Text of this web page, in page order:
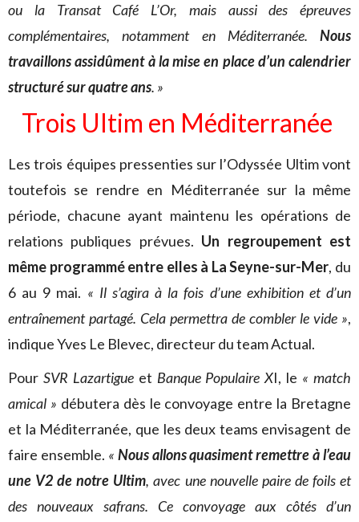
ou la Transat Café L’Or, mais aussi des épreuves
complémentaires, notamment en Méditerranée. Nous
travaillons assidûment à la mise en place d’un calendrier
structuré sur quatre ans. »
Trois Ultim en Méditerranée
Les trois équipes pressenties sur l’Odyssée Ultim vont
toutefois se rendre en Méditerranée sur la même
période, chacune ayant maintenu les opérations de
relations publiques prévues. Un regroupement est
même programmé entre elles à La Seyne-sur-Mer, du
6 au 9 mai. « Il s’agira à la fois d’une exhibition et d’un
entraînement partagé. Cela permettra de combler le vide »,
indique Yves Le Blevec, directeur du team Actual.
Pour SVR Lazartigueet Banque Populaire XI, le « match
amical » débutera dès le convoyage entre la Bretagne
et la Méditerranée, que les deux teams envisagent de
faire ensemble. « Nous allons quasiment remettre à l’eau
une V2 de notre Ultim, avec une nouvelle paire de foils et
des nouveaux safrans. Ce convoyage aux côtés d’un